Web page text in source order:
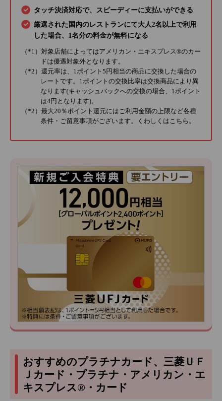
タッチ決済対応で、スピーディーに支払いができる
厳選された国内のレストランにて大人2名以上で利用
した場合、1名分の料金が無料になる
（*1）対象店舗によってはアメリカン・エキスプレス®のカー
ドは優遇対象外となります。
（*2）還元率は、1ポイント5円相当の商品に交換した場合の
レートです。1ポイントの交換比率は交換商品により異
なります(キャッシュバックへの交換の場合、1ポイント
は4円となります)。
（*2）最大20％ポイント還元にはご利用金額の上限など各種
条件・ご留意事項がございます。くわしくは こちら 。
おすすめのプラチナカード、三菱ＵＦ
Ｊカード・プラチナ・アメリカン・エ
キスプレス®・カード